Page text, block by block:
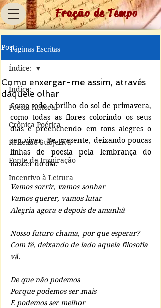
Fração de Tempo
Post
Índice:
Poesia Autoral
Crônica Poética
Reflexão Subjetiva
Fonte de Inspiração
Incentivo à Leitura
Índice:
Como enxergar-me assim, através
daquele olhar
Como todo o brilho do sol de primavera,
como todas as flores colorindo os seus
dias e preenchendo em tons alegres o
seu viver. De presente, deixando poucas
linhas de poesia pela lembrança do
nascer do dia:
Vamos sorrir, vamos sonhar
Vamos querer, vamos lutar
Alegria agora e depois de amanhã
Nosso futuro chama, por que esperar?
Com fé, deixando de lado aquela filosofia
vã.
De que não podemos
Porque podemos ser mais
E podemos ser melhor
Páginas Escritas